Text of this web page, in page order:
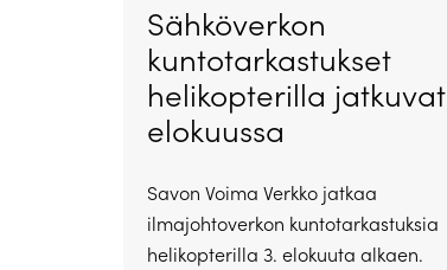
Sähköverkon
kuntotarkastukset
helikopterilla jatkuvat
elokuussa
Savon Voima Verkko jatkaa
ilmajohtoverkon kuntotarkastuksia
helikopterilla 3. elokuuta alkaen.